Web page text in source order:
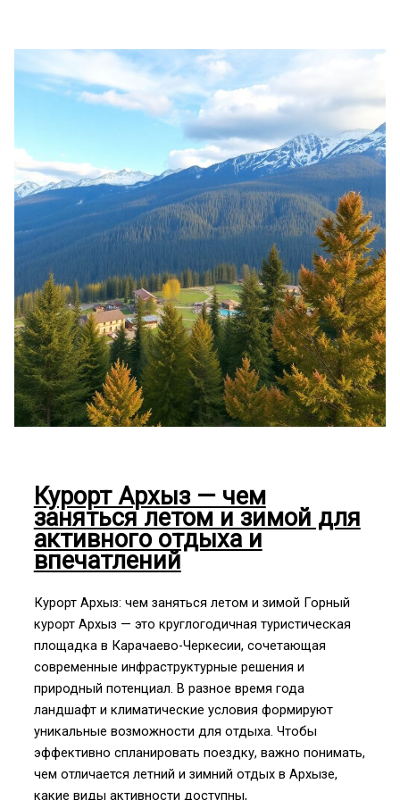
Курорт Архыз — чем
заняться летом и зимой для
активного отдыха и
впечатлений
Курорт Архыз: чем заняться летом и зимой Горный
курорт Архыз — это круглогодичная туристическая
площадка в Карачаево-Черкесии, сочетающая
современные инфраструктурные решения и
природный потенциал. В разное время года
ландшафт и климатические условия формируют
уникальные возможности для отдыха. Чтобы
эффективно спланировать поездку, важно понимать,
чем отличается летний и зимний отдых в Архызе,
какие виды активности доступны,